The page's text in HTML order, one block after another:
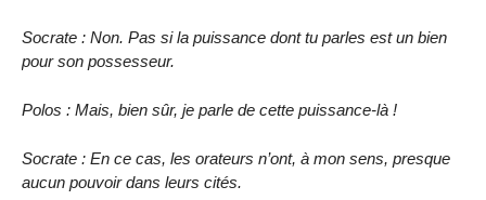
Socrate : Non. Pas si la puissance dont tu parles est un bien
pour son possesseur.
Polos : Mais, bien sûr, je parle de cette puissance-là !
Socrate : En ce cas, les orateurs n’ont, à mon sens, presque
aucun pouvoir dans leurs cités.